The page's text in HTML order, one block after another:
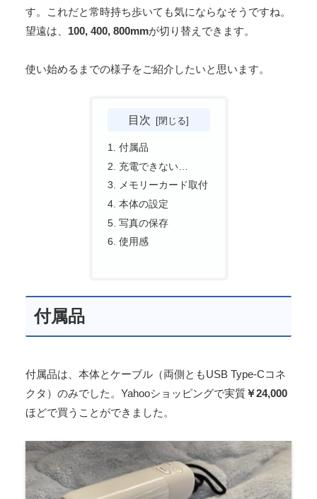
す。これだと常時持ち歩いても気にならなそうですね。
望遠は、 100, 400, 800mmが切り替えできます。
使い始めるまでの様子をご紹介したいと思います。
目次
付属品
充電できない…
メモリーカード取付
本体の設定
写真の保存
使用感
付属品
付属品は、本体とケーブル（両側ともUSB Type-Cコネ
クタ）のみでした。Yahooショッピングで実質￥24,000
ほどで買うことができました。